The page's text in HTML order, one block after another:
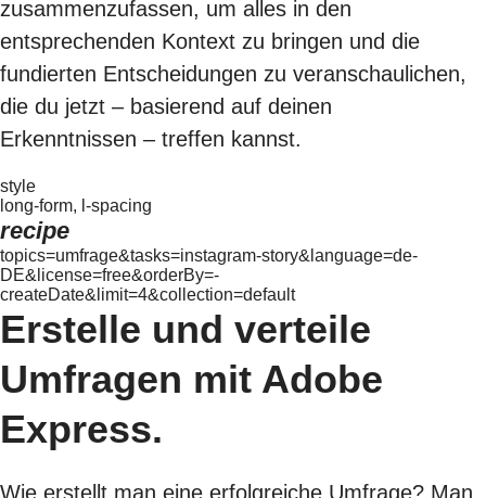
zusammenzufassen, um alles in den
entsprechenden Kontext zu bringen und die
fundierten Entscheidungen zu veranschaulichen,
die du jetzt – basierend auf deinen
Erkenntnissen – treffen kannst.
style
long-form, l-spacing
recipe
topics=umfrage&tasks=instagram-story&language=de-
DE&license=free&orderBy=-
createDate&limit=4&collection=default
Erstelle und verteile
Umfragen mit Adobe
Express.
Wie erstellt man eine erfolgreiche Umfrage? Man